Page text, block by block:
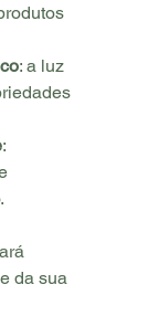
: a luz
:
da sua